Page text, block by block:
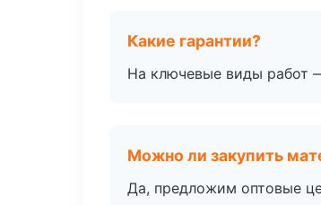
Какие гарантии?
На ключевые виды работ
Можно ли закупить
Да, предложим оптовые